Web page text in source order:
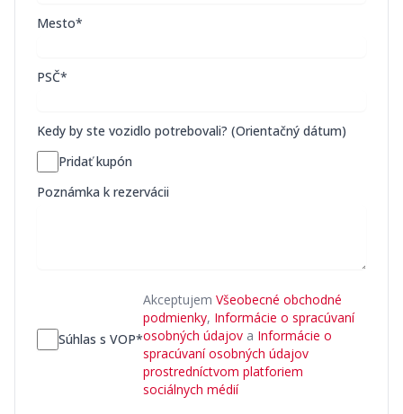
Mesto*
PSČ*
Kedy by ste vozidlo potrebovali? (Orientačný dátum)
Pridať kupón
Poznámka k rezervácii
Súhlas s VOP*
Akceptujem Všeobecné obchodné
podmienky, Informácie o spracúvaní
osobných údajov a Informácie o
spracúvaní osobných údajov
prostredníctvom platforiem
sociálnych médií